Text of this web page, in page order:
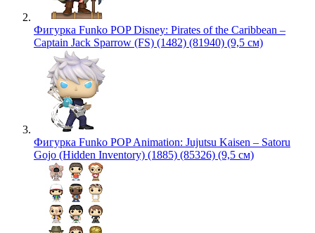
Фигурка Funko POP Disney: Pirates of the Caribbean –
Captain Jack Sparrow (FS) (1482) (81940) (9,5 см)
Фигурка Funko POP Animation: Jujutsu Kaisen – Satoru
Gojo (Hidden Inventory) (1885) (85326) (9,5 см)